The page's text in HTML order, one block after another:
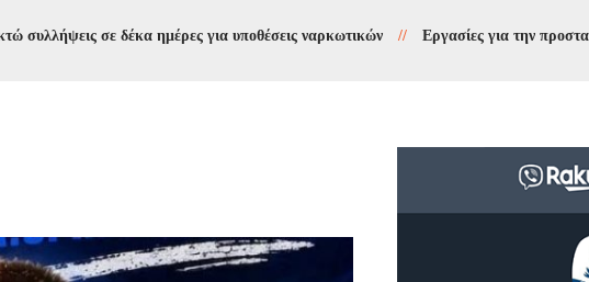
σε δέκα ημέρες για υποθέσεις ναρκωτικών // Εργασίες για την προστασία